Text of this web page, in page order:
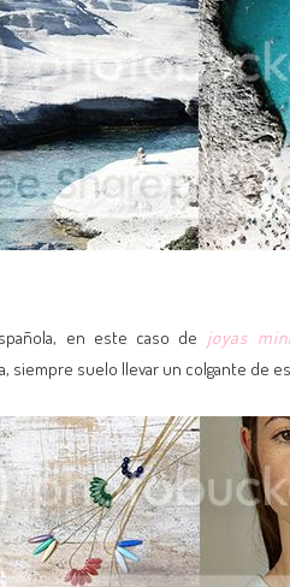
en este caso de joyas
siempre suelo llevar un colgante de